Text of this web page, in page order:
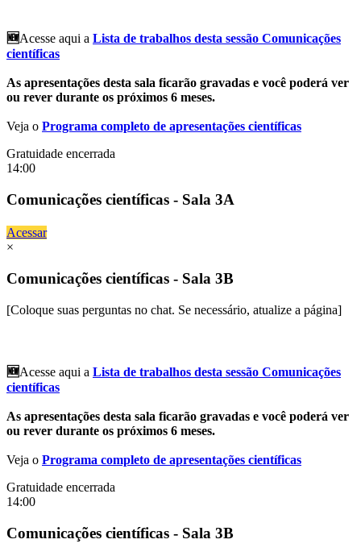
🆕Acesse aqui a Lista de trabalhos desta sessão Comunicações
científicas
As apresentações desta sala ficarão gravadas e você poderá ver
ou rever durante os próximos 6 meses.
Veja o Programa completo de apresentações científicas
Gratuidade encerrada
14:00
Comunicações científicas - Sala 3A
Acessar
×
Comunicações científicas - Sala 3B
[Coloque suas perguntas no chat. Se necessário, atualize a página]
🆕Acesse aqui a Lista de trabalhos desta sessão Comunicações
científicas
As apresentações desta sala ficarão gravadas e você poderá ver
ou rever durante os próximos 6 meses.
Veja o Programa completo de apresentações científicas
Gratuidade encerrada
14:00
Comunicações científicas - Sala 3B